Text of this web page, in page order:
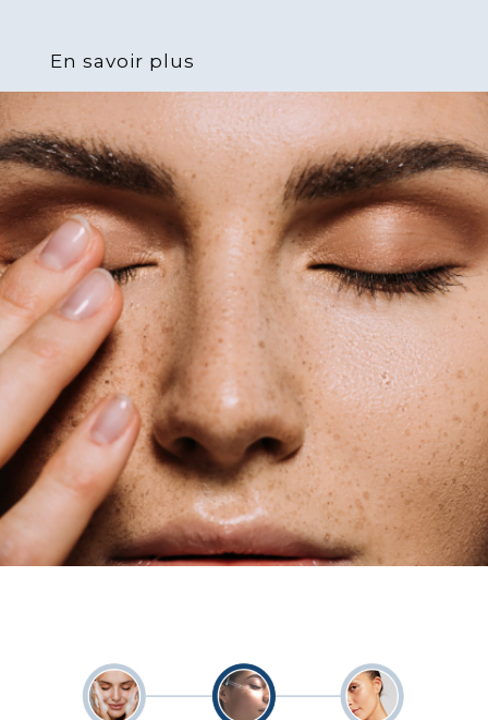
En savoir plus